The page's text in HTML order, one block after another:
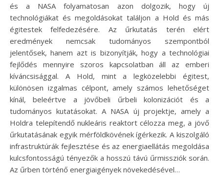
és a NASA folyamatosan azon dolgozik, hogy új
technológiákat és megoldásokat találjon a Hold és más
égitestek felfedezésére. Az űrkutatás terén elért
eredmények nemcsak tudományos szempontból
jelentősek, hanem azt is bizonyítják, hogy a technológiai
fejlődés mennyire szoros kapcsolatban áll az emberi
kíváncsisággal. A Hold, mint a legközelebbi égitest,
különösen izgalmas célpont, amely számos lehetőséget
kínál, beleértve a jövőbeli űrbeli kolonizációt és a
tudományos kutatásokat. A NASA új projektje, amely a
Holdra telepítendő nukleáris reaktort célozza meg, a jövő
űrkutatásának egyik mérföldkövének ígérkezik. A kiszolgáló
infrastruktúrák fejlesztése és az energiaellátás megoldása
kulcsfontosságú tényezők a hosszú távú űrmissziók során.
Az űrben történő energiaigények növekedésével…